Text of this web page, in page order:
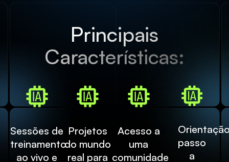
Principais
Características:
Sessões de
treinamento
ao vivo e
Projetos
do mundo
real para
Acesso a
uma
comunidade
passo
a